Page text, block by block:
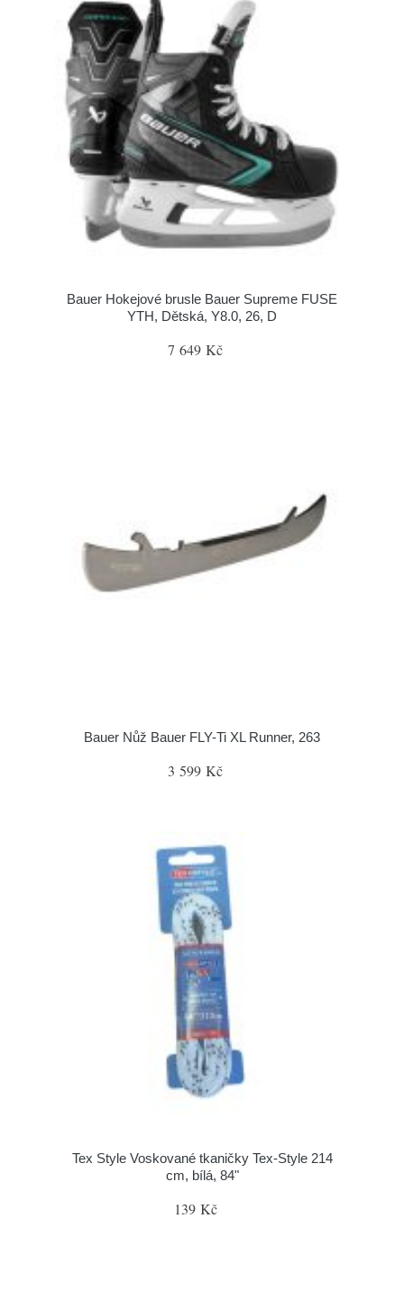
Bauer Hokejové brusle Bauer Supreme FUSE
YTH, Dětská, Y8.0, 26, D
7 649 Kč
Bauer Nůž Bauer FLY-Ti XL Runner, 263
3 599 Kč
Tex Style Voskované tkaničky Tex-Style 214
cm, bílá, 84"
139 Kč